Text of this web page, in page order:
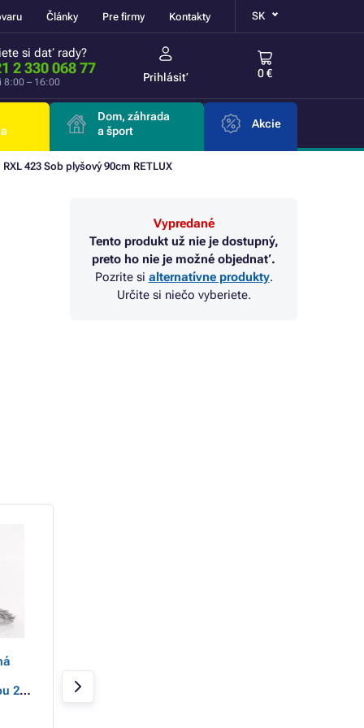
Články Pre firmy Kontakty SK
si dať rady?
2 330 068 77
8:00 – 16:00 Prihlásiť 0 €
Dom, záhrada
a šport
Akcie
RXL 423 Sob plyšový 90cm RETLUX
Vypredané
Tento produkt už nie je dostupný,
preto ho nie je možné objednať.
Pozrite si alternatívne produkty.
Určite si niečo vyberiete.
21 x
dekorácie zlatý tanier,
tvar listu 14 x 36 x 2,5
cm, 1 ks